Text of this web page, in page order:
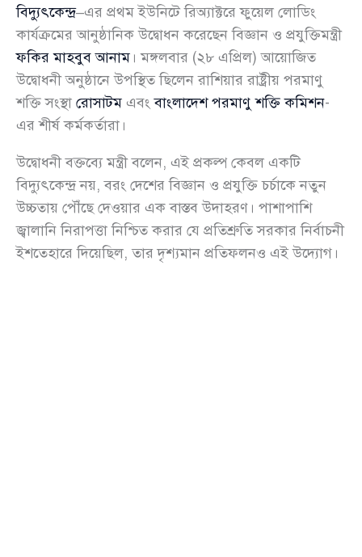
বিদ্যুৎকেন্দ্র–এর প্রথম ইউনিটে রিঅ্যাক্টরে ফুয়েল লোডিং
কার্যক্রমের আনুষ্ঠানিক উদ্বোধন করেছেন বিজ্ঞান ও প্রযুক্তিমন্ত্রী
ফকির মাহবুব আনাম । মঙ্গলবার (২৮ এপ্রিল) আয়োজিত
উদ্বোধনী অনুষ্ঠানে উপস্থিত ছিলেন রাশিয়ার রাষ্ট্রীয় পরমাণু
শক্তি সংস্থা রোসাটম এবংবাংলাদেশ পরমাণু শক্তি কমিশন-
এর শীর্ষ কর্মকর্তারা।
উদ্বোধনী বক্তব্যে মন্ত্রী বলেন, এই প্রকল্প কেবল একটি
বিদ্যুৎকেন্দ্র নয়, বরং দেশের বিজ্ঞান ও প্রযুক্তি চর্চাকে নতুন
উচ্চতায় পৌঁছে দেওয়ার এক বাস্তব উদাহরণ। পাশাপাশি
জ্বালানি নিরাপত্তা নিশ্চিত করার যে প্রতিশ্রুতি সরকার নির্বাচনী
ইশতেহারে দিয়েছিল, তার দৃশ্যমান প্রতিফলনও এই উদ্যোগ।